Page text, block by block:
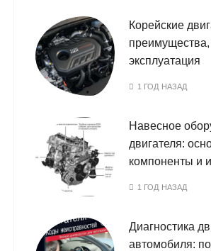
Корейские
эксплуатация
1 ГОД НАЗАД
Навесное
двигателя:
компоненты и
1 ГОД НАЗАД
Диагностика
автомобиля: